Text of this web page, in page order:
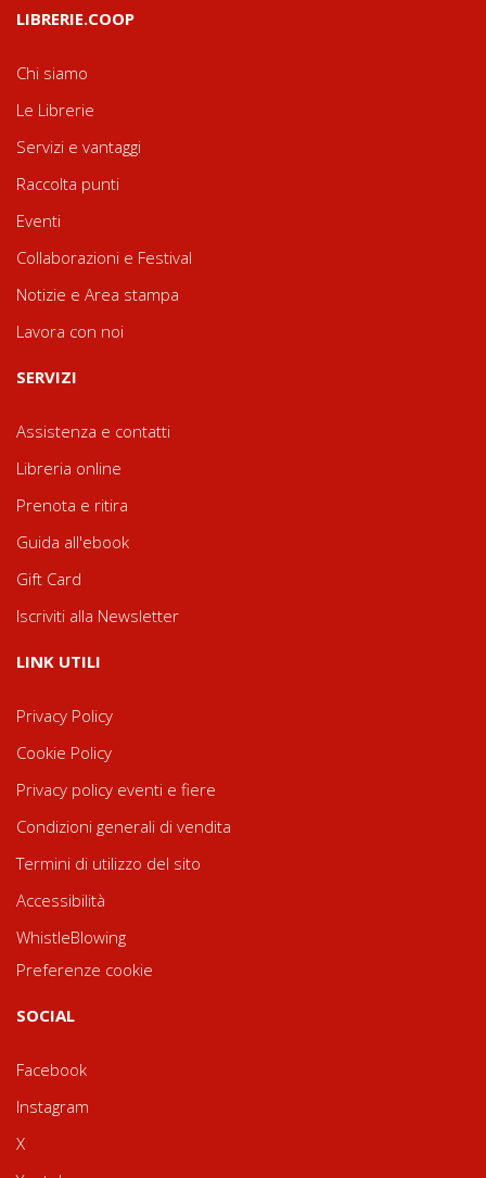
LIBRERIE.COOP
Chi siamo
Le Librerie
Servizi e vantaggi
Raccolta punti
Eventi
Collaborazioni e Festival
Notizie e Area stampa
Lavora con noi
SERVIZI
Assistenza e contatti
Libreria online
Prenota e ritira
Guida all'ebook
Gift Card
Iscriviti alla Newsletter
LINK UTILI
Privacy Policy
Cookie Policy
Privacy policy eventi e fiere
Condizioni generali di vendita
Termini di utilizzo del sito
Accessibilità
WhistleBlowing
Preferenze cookie
SOCIAL
Facebook
Instagram
X